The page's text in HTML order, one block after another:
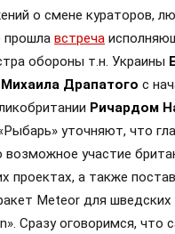
о смене кураторов,
прошла встреча
обороны т.н. Украины
Михаила Драпатого с
Ричардом
уточняют, что
возможное участие
проектах, а также
Meteor для шведских
Сразу оговоримся, что